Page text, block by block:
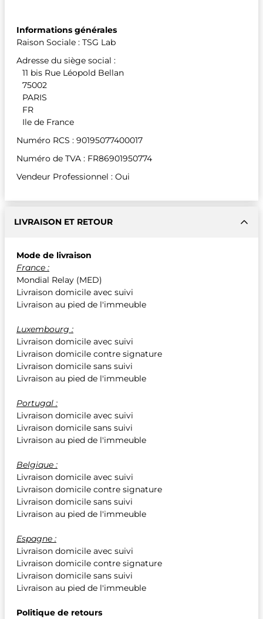
Informations générales
Raison Sociale : TSG Lab
Adresse du siège social :
11 bis Rue Léopold Bellan
75002
PARIS
FR
Ile de France
Numéro RCS : 90195077400017
Numéro de TVA : FR86901950774
Vendeur Professionnel : Oui
LIVRAISON ET RETOUR
Mode de livraison
France :
Mondial Relay (MED)
Livraison domicile avec suivi
Livraison au pied de l'immeuble
Luxembourg :
Livraison domicile avec suivi
Livraison domicile contre signature
Livraison domicile sans suivi
Livraison au pied de l'immeuble
Portugal :
Livraison domicile avec suivi
Livraison domicile sans suivi
Livraison au pied de l'immeuble
Belgique :
Livraison domicile avec suivi
Livraison domicile contre signature
Livraison domicile sans suivi
Livraison au pied de l'immeuble
Espagne :
Livraison domicile avec suivi
Livraison domicile contre signature
Livraison domicile sans suivi
Livraison au pied de l'immeuble
Politique de retours